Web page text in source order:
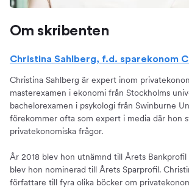
Om skribenten
Christina Sahlberg, f.d. sparekonom
Christina Sahlberg är expert inom
masterexamen i ekonomi från Stockholms
bachelorexamen i psykologi från Swinburne
förekommer ofta som expert i media där hon
privatekonomiska frågor.
År 2018 blev hon utnämnd till Årets Bankprofil
blev hon nominerad till Årets Sparprofil.
författare till fyra olika böcker om